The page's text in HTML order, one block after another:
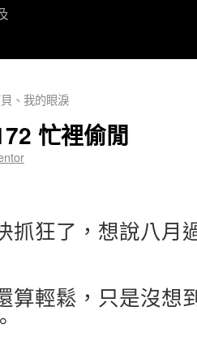
、我的眼淚
忙裡偷閒
抓狂了，想說八月
算輕鬆，只是沒想